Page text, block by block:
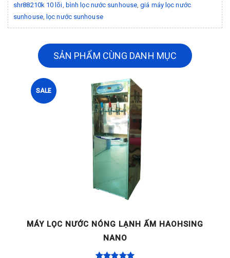
shr88210k 10 lõi bình lọc nước sunhouse ,giá máy lọc nước
sunhouse,lọc nước sunhouse
SẢN PHẨM CÙNG DANH MỤC
SALE
MÁY LỌC NƯỚC NÓNG LẠNH ẤM HAOHSING
NANO